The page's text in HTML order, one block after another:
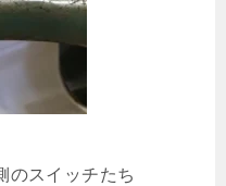
のスイッチたち